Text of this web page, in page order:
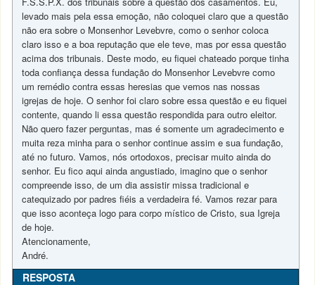
levado mais pela essa emoção, não coloquei claro que a questão
não era sobre o Monsenhor Levebvre, como o senhor coloca
claro isso e a boa reputação que ele teve, mas por essa questão
acima dos tribunais. Deste modo, eu fiquei chateado porque tinha
toda confiança dessa fundação do Monsenhor Levebvre como
um remédio contra essas heresias que vemos nas nossas
igrejas de hoje. O senhor foi claro sobre essa questão e eu fiquei
contente, quando li essa questão respondida para outro eleitor.
Não quero fazer perguntas, mas é somente um agradecimento e
muita reza minha para o senhor continue assim e sua fundação,
até no futuro. Vamos, nós ortodoxos, precisar muito ainda do
senhor. Eu fico aqui ainda angustiado, imagino que o senhor
compreende isso, de um dia assistir missa tradicional e
catequizado por padres fiéis a verdadeira fé. Vamos rezar para
que isso aconteça logo para corpo místico de Cristo, sua Igreja
de hoje.
Atencionamente,
André.
RESPOSTA